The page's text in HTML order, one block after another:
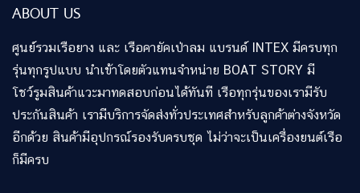
ABOUT US
ศูนย์รวมเรือยาง และ เรือคายัคเป่าลม แบรนด์ INTEX มีครบทุก
รุ่นทุกรูปแบบ นำเข้าโดยตัวแทนจำหน่าย BOAT STORY มี
โชว์รูมสินค้าแวะมาทดสอบก่อนได้ทันที เรือทุกรุ่นของเรามีรับ
ประกันสินค้า เรามีบริการจัดส่งทั่วประเทศสำหรับลูกค้าต่างจังหวัด
อีกด้วย สินค้ามีอุปกรณ์รองรับครบชุด ไม่ว่าจะเป็นเครื่องยนต์เรือ
ก็มีครบ